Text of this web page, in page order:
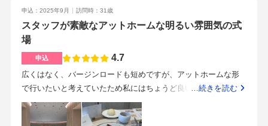
のチョコレートを作って下さりました。賞を取っているパティ
シエの方だそうで、これにはとても感動しました。とにかくナ
チュラル志向、自由度の高いオリジナルな結婚式がしたいとい
う方にはおすすめです。また更衣室も多く、控え室、ゲストの
ロビーなども新しいので綺麗でした。自作の席次表やウェルカ
ムスペースの持ち込み料など聞いといた方がいいかもしれませ
ん。シンプルかつナチュラルが好きなカップルにはおすすめで
す。チャペルの雰囲気がとても気になりました。
ペル同様、温かみのある、とっても素敵な空間です。高砂の後
ろは全面ガラス張りなので、お天気の良い日は自然光の優しい
明るさに包まれます。ホテルの披露宴会場のような広さはあり
ませんが、ゲストと近い距離で接することが出来ました。プロ
ジェクターが何ヶ所もあるため、全員から映像が見やすく、頑
張って全て手作りした動画も皆さんにしっかり見ていただけて
嬉しかったです◎また、オープンキッチンであることも良かっ
たです。披露宴の初めに主人によるフランベセレモニーを行
い、ゲストの方に楽しんで頂けたと同時に、フランクに楽しめ
申込：2025年9月 訪問時：31歳
スタッフが素敵なアットホームな明るい雰囲気の式
場
申込 4.7
広くはなく、バージンロードも短めですが、アットホームな形
で行いたいと考えていたため私にはちょうど良いと感じまし
た。木目調のチャペルの雰囲気が気に入りました。貸切で行え
るところが良いと思いました。自然光が入り、明るい雰囲気で
…続きを読む